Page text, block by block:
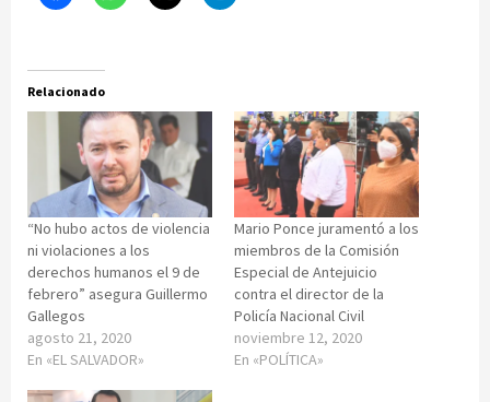
Relacionado
“No hubo actos de violencia
ni violaciones a los
derechos humanos el 9 de
febrero” asegura Guillermo
Gallegos
agosto 21, 2020
En «EL SALVADOR»
Mario Ponce juramentó a los
miembros de la Comisión
Especial de Antejuicio
contra el director de la
Policía Nacional Civil
noviembre 12, 2020
En «POLÍTICA»